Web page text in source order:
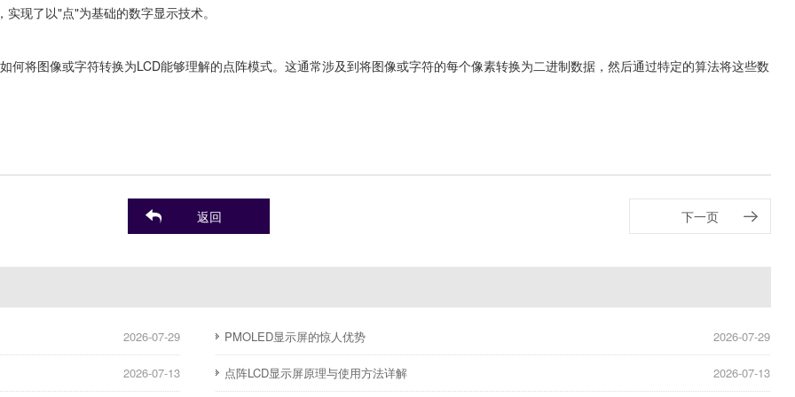
现了以"点"为基础的数字显示技术。‌
何将图像或字符转换为LCD能够理解的点阵模式。‌这通常涉及到将图像或字符的每个像素转换为二进制数据，‌然后通过特定的算法将这些数
返回 下一页
2026-07-29 2026-07-29
PMOLED显示屏的惊人优势
2026-07-13 2026-07-13
点阵LCD显示屏原理与使用方法详解